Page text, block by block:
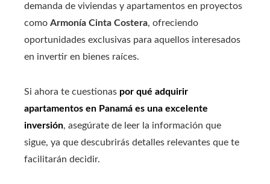
demanda de viviendas y apartamentos en proyectos
como Armonía Cinta Costera, ofreciendo
oportunidades exclusivas para aquellos interesados
en invertir en bienes raíces.
Si ahora te cuestionas por qué adquirir
apartamentos en Panamá es una excelente
inversión, asegúrate de leer la información que
sigue, ya que descubrirás detalles relevantes que te
facilitarán decidir.